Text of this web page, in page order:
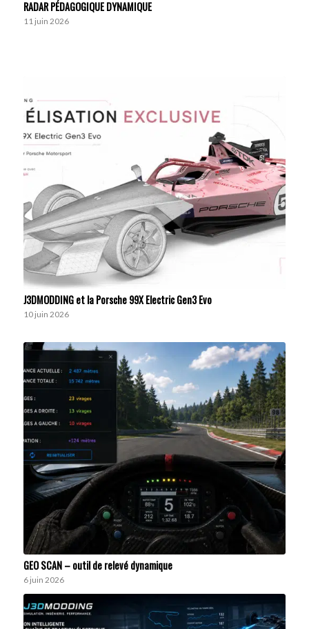
RADAR PÉDAGOGIQUE DYNAMIQUE
11 juin 2026
J3DMODDING et la Porsche 99X Electric Gen3 Evo
10 juin 2026
GEO SCAN – outil de relevé dynamique
6 juin 2026